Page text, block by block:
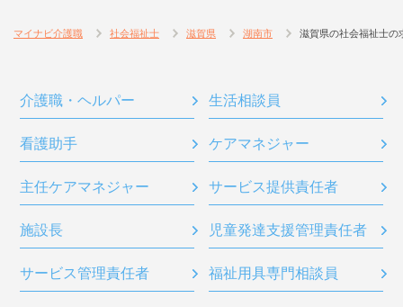
マイナビ介護職 社会福祉士 滋賀県 湖南市 滋賀県の社会福祉士の
介護職・ヘルパー 生活相談員
看護助手 ケアマネジャー
主任ケアマネジャー サービス提供責任者
施設長 児童発達支援管理責任者
サービス管理責任者 福祉用具専門相談員